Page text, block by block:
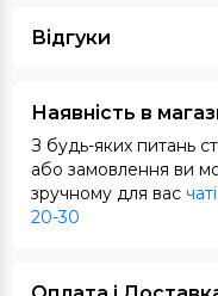
Відгуки
Наявність в
З будь-яких питань
або замовлення ви
зручному для вас чаті
20-30